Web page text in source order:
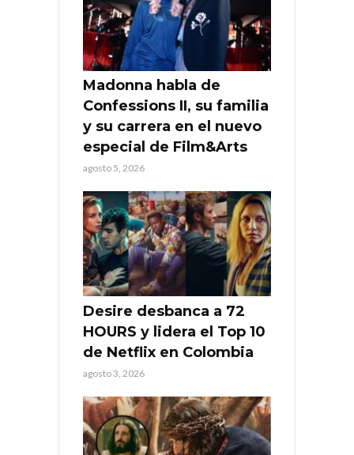
Madonna habla de
Confessions II, su familia
y su carrera en el nuevo
especial de Film&Arts
agosto 5, 2026
Desire desbanca a 72
HOURS y lidera el Top 10
de Netflix en Colombia
agosto 3, 2026